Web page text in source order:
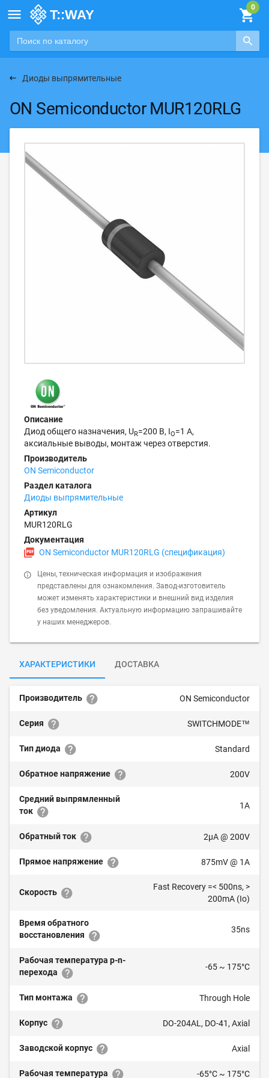

Диоды выпрямительные
ON Semiconductor MUR120RLG
Описание
Диод общего назначения, UR=200 В, IO=1 А,
аксиальные выводы, монтаж через отверстия.
Производитель
ON Semiconductor
Раздел каталога
Диоды выпрямительные
Артикул
MUR120RLG
Документация
ON Semiconductor MUR120RLG (спецификация)
Цены, техническая информация и изображения
представлены для ознакомления. Завод-изготовитель
может изменять характеристики и внешний вид изделия
без уведомления. Актуальную информацию запрашивайте
у наших менеджеров.
ХАРАКТЕРИСТИКИ ДОСТАВКА
Производитель ON Semiconductor
Серия SWITCHMODE™
Тип диода Standard
Обратное напряжение 200V
Средний выпрямленный
ток
1A
Обратный ток 2µA @ 200V
Прямое напряжение 875mV @ 1A
Скорость
Fast Recovery =< 500ns, >
200mA (Io)
Время обратного
восстановления
35ns
Рабочая температура p-n-
перехода
-65 ~ 175°C
Тип монтажа Through Hole
Корпус DO-204AL, DO-41, Axial
Заводской корпус Axial
Рабочая температура -65°C ~ 175°C